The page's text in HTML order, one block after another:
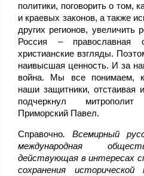
политики, поговорить о том,
и краевых законов, а также
других регионов,
Россия – православная
христианские взгляды.
наивысшая ценность. И за
война. Мы все понимаем,
наши защитники, отстаивая
подчеркнул
Приморский Павел.
Справочно.
Всемирный
международная
действующая в интересах
сохранения